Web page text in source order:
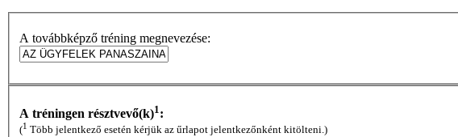
A továbbképző tréning megnevezése:
A tréningen résztvevő(k)1:
(1 Több jelentkező esetén kérjük az űrlapot jelentkezőnként kitölteni.)